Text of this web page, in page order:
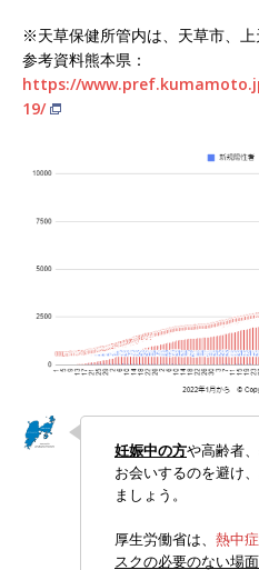
※天草保健所管内は、天草市、上
参考資料熊本県：
https://
19/
妊娠中の方や高齢者
お会いするのを避け
ましょう。
厚生労働省は、 熱中
スクの必要のない場